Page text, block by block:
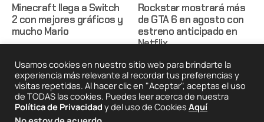
Minecraft llega a Switch
2 con mejores gráficos y
mucho Mario
Rockstar mostrará más
de GTA 6 en agosto con
estreno anticipado en
Netflix
N3k0 Hace 3 días
2025 © Degeneraciónx.com | Anime, Games & Nothing
Usamos cookies en nuestro sitio web para brindarte la
experiencia más relevante al recordar tus preferencias y
visitas repetidas. Al hacer clic en "Aceptar", aceptas el uso
de TODAS las cookies. Puedes leer acerca de nuestra
Política de Privacidad y del uso de Cookies Aquí